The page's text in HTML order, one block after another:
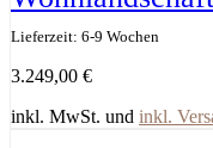
Lieferzeit: 6-9 Wochen
3.249,00 €
inkl. MwSt. und inkl.